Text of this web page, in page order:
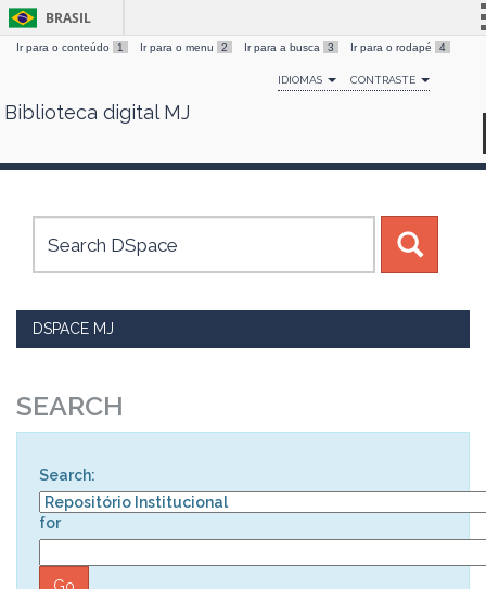
Skip
BRASIL
Simplifique!
Comunica BR
Canais
Ir para o conteúdo 1 Ir para o menu 2 Ir para a busca 3 Ir para o rodapé 4
IDIOMAS CONTRASTE
Biblioteca digital MJ
DSPACE MJ
SEARCH
Search:
for